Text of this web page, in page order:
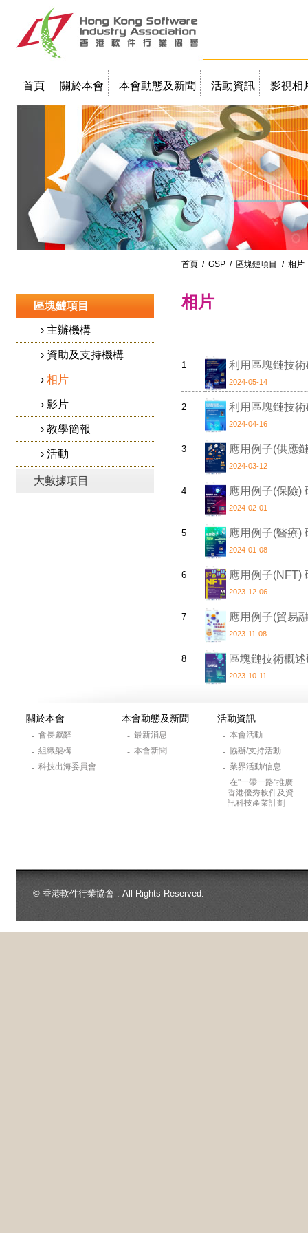
首頁 關於本會 本會動態及新聞 活動資訊 影視相
教學簡報
首頁 / GSP / 區塊鏈項目 / 相片
區塊鏈項目
› 主辦機構
› 資助及支持機構
› 相片
› 影片
› 教學簡報
› 活動
大數據項目
相片
1 利用區塊鏈技
2024-05-14
2 利用區塊鏈技
2024-04-16
3 應用例子(供應
2024-03-12
4 應用例子(保險)
2024-02-01
5 應用例子(醫療)
2024-01-08
6 應用例子(NFT)
2023-12-06
7 應用例子(貿易
2023-11-08
8 區塊鏈技術概
2023-10-11
關於本會
- 會長獻辭
- 組織架構
- 科技出海委員會
本會動態及新聞
- 最新消息
- 本會新聞
活動資訊
- 本會活動
- 協辦/支持活動
- 業界活動/信息
- 在"一帶一路"推廣
香港優秀軟件及資
訊科技產業計劃
© 香港軟件行業協會 . All Rights Reserved.